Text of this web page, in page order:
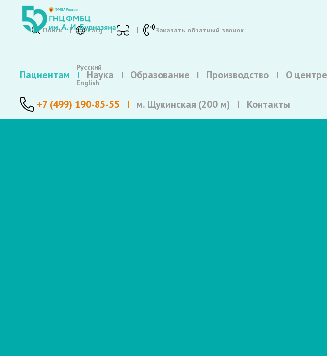
Поиск Lang
Русский
English
Заказать обратный звонок
Пациентам Наука Образование Производство О центре
+7 (499) 190-85-55 м. Щукинская (200 м) Контакты